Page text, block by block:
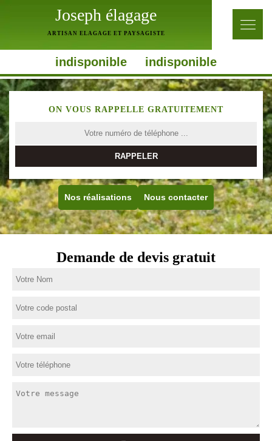
Joseph élagage
ARTISAN ELAGAGE ET PAYSAGISTE
indisponible indisponible
ON VOUS RAPPELLE GRATUITEMENT
Nos réalisations Nous contacter
Demande de devis gratuit